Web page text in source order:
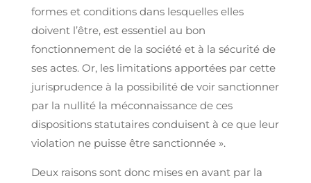
formes et conditions dans lesquelles elles
doivent l’être, est essentiel au bon
fonctionnement de la société et à la sécurité de
ses actes. Or, les limitations apportées par cette
jurisprudence à la possibilité de voir sanctionner
par la nullité la méconnaissance de ces
dispositions statutaires conduisent à ce que leur
violation ne puisse être sanctionnée ».
Deux raisons sont donc mises en avant par la